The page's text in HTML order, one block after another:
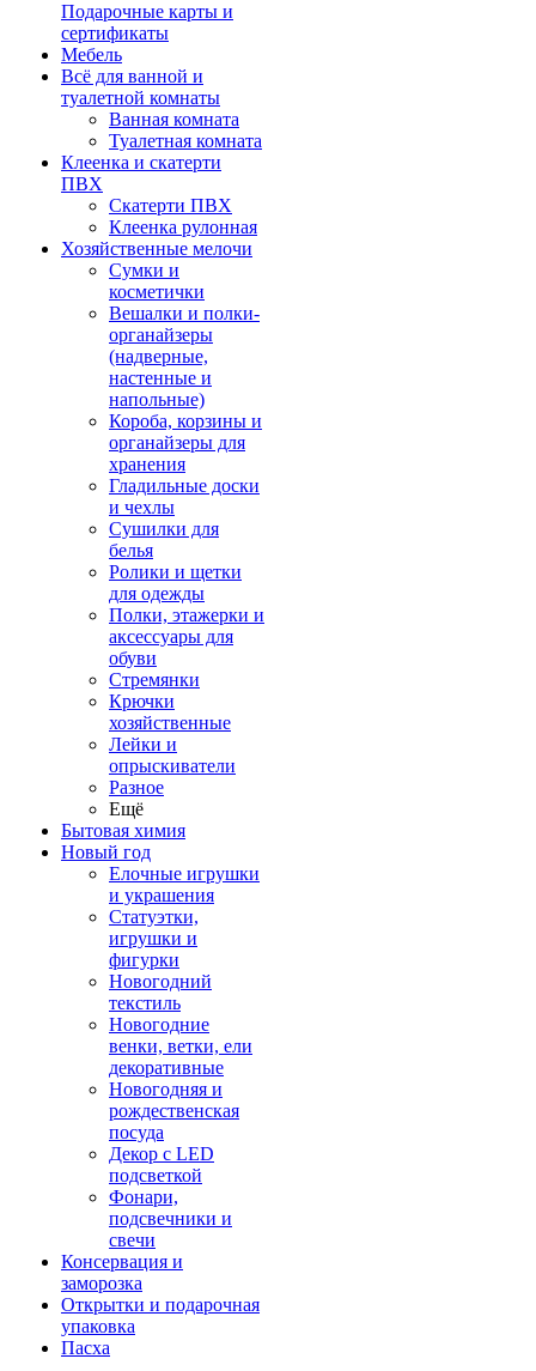
Подарочные карты и
сертификаты
Мебель
Всё для ванной и
туалетной комнаты
Ванная комната
Туалетная комната
Клеенка и скатерти
ПВХ
Скатерти ПВХ
Клеенка рулонная
Хозяйственные мелочи
Сумки и
косметички
Вешалки и полки-
органайзеры
(надверные,
настенные и
напольные)
Короба, корзины и
органайзеры для
хранения
Гладильные доски
и чехлы
Сушилки для
белья
Ролики и щетки
для одежды
Полки, этажерки и
аксессуары для
обуви
Стремянки
Крючки
хозяйственные
Лейки и
опрыскиватели
Разное
Ещё
Бытовая химия
Новый год
Елочные игрушки
и украшения
Статуэтки,
игрушки и
фигурки
Новогодний
текстиль
Новогодние
венки, ветки, ели
декоративные
Новогодняя и
рождественская
посуда
Декор с LED
подсветкой
Фонари,
подсвечники и
свечи
Консервация и
заморозка
Открытки и подарочная
упаковка
Пасха